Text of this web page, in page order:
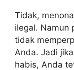
Tidak,
ilegal. Namun
tidak
Anda. Jadi
habis, Anda